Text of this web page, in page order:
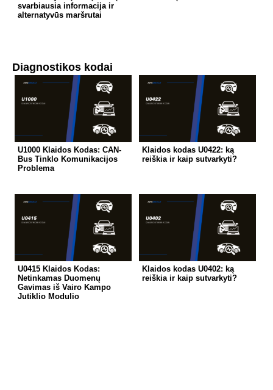
svarbiausia informacija ir
alternatyvūs maršrutai
Diagnostikos kodai
U1000 Klaidos Kodas: CAN-
Bus Tinklo Komunikacijos
Problema
Klaidos kodas U0422: ką
reiškia ir kaip sutvarkyti?
U0415 Klaidos Kodas:
Netinkamas Duomenų
Gavimas iš Vairo Kampo
Jutiklio Modulio
Klaidos kodas U0402: ką
reiškia ir kaip sutvarkyti?